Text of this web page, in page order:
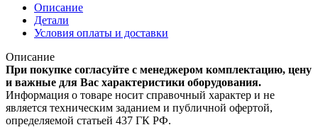
Описание
Детали
Условия оплаты и доставки
Описание
При покупке согласуйте с менеджером комплектацию, цену
и важные для Вас характеристики оборудования.
Информация о товаре носит справочный характер и не
является техническим заданием и публичной офертой,
определяемой статьей 437 ГК РФ.